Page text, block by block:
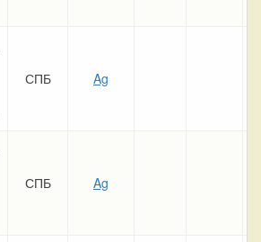
СПБ Ag
СПБ Ag